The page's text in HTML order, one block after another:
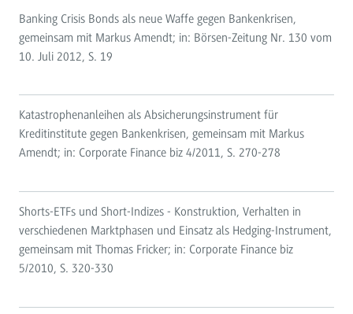
Banking Crisis Bonds als neue Waffe gegen Bankenkrisen,
gemeinsam mit Markus Amendt; in: Börsen-Zeitung Nr. 130 vom
10. Juli 2012, S. 19
Katastrophenanleihen als Absicherungsinstrument für
Kreditinstitute gegen Bankenkrisen, gemeinsam mit Markus
Amendt; in: Corporate Finance biz 4/2011, S. 270-278
Shorts-ETFs und Short-Indizes - Konstruktion, Verhalten in
verschiedenen Marktphasen und Einsatz als Hedging-Instrument,
gemeinsam mit Thomas Fricker; in: Corporate Finance biz
5/2010, S. 320-330